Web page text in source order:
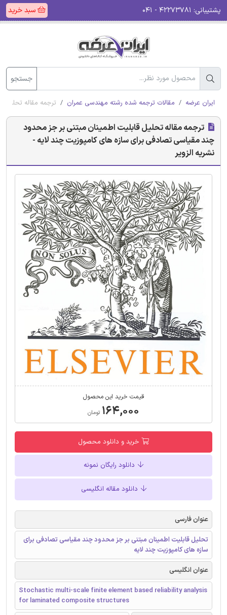
پشتیبانی: سبد خرید
جستجو
ایران عرضه مقالات ترجمه شده رشته مهندسی عمران ترجمه مقاله تحلیل
ترجمه مقاله تحلیل قابلیت اطمینان مبتنی بر جز محدود
چند مقیاسی تصادفی برای سازه های کامپوزیت چند لایه -
نشریه الزویر
قیمت خرید این محصول
۱۶۴,۰۰۰ تومان
خرید و دانلود محصول
دانلود رایگان نمونه
دانلود مقاله انگلیسی
عنوان فارسی
تحلیل قابلیت اطمینان مبتنی بر جز محدود چند مقیاسی تصادفی برای
سازه های کامپوزیت چند لایه
عنوان انگلیسی
Stochastic multi-scale finite element based reliability analysis
for laminated composite structures